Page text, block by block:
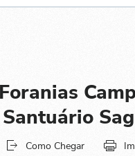
Como Chegar